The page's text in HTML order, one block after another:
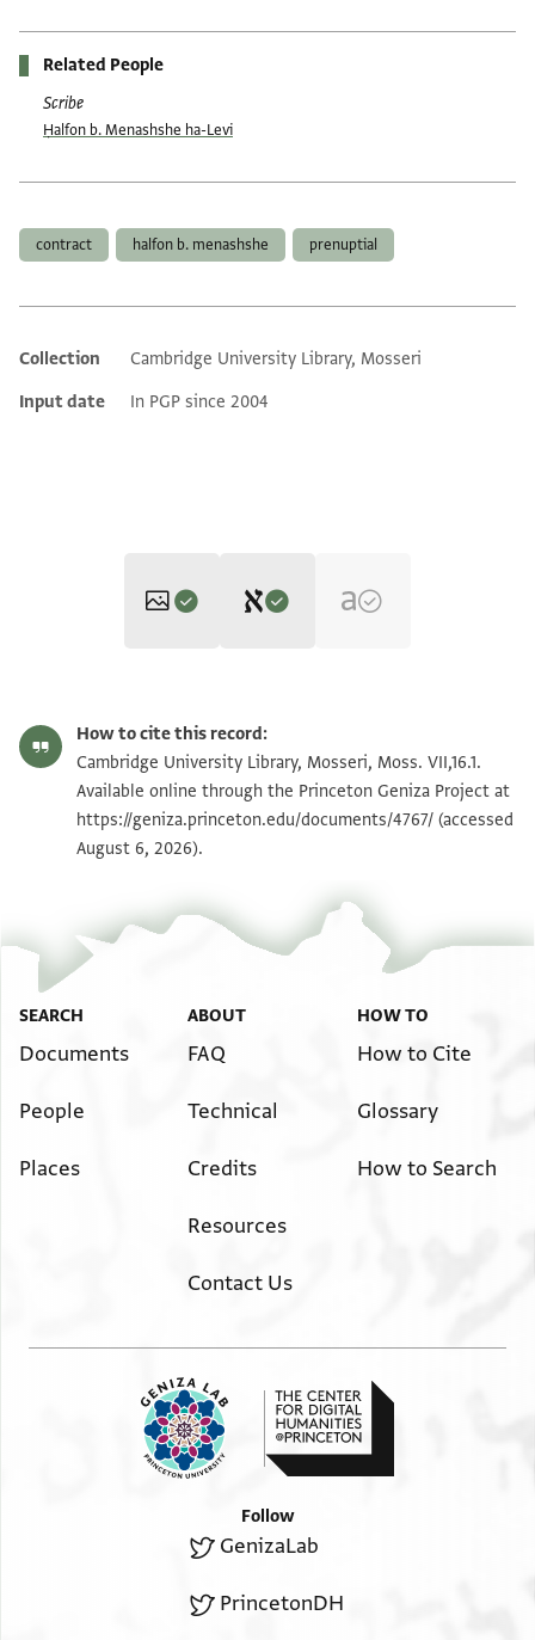
Related People
Scribe
Ḥalfon b. Menashshe ha-Levi
contract halfon b. menashshe prenuptial
Additional metadata
Collection
Cambridge University Library, Mosseri
Input date
In PGP since 2004
Amir Ashur, "Engagement and Betrothal Documents from the
Cairo Geniza‎" (in Hebrew) (PhD diss., n.p., 2006).
הבחור [...]
ודכולהִ[א ...]
מן כואתִהִ אלא באכתיא[רהא ...]
פי מכאן ואחִדִ טול מא [...]
אן יכר̇גהא מן ענדהא לעולִ[...]
וטלב פُרקתהא מן אבנתהא [...]
אנפצאל מנה בסבב דלך כאן [...]
ואנה לא ימנעהא מן שיّ מן ס[איר ... בנות]
פי שרע ישראל ואנהא אן מא תת[צרף ...]
עמלהא יכון להא דונה ולאִ יִטאלבהא [...]
ואִןّ כרי אלחِצّה אלדי והבתהא להא ו[...]
ב̇גמיע מדאואתהא וסאיר מא תח[תא̇ג ...]
עאפיה ולו אקאמת מא אקאמת פי [...]
דנתהא אלופאה כפّנהא ואקאם ב̇גמיעִ [...]
[...] לואלדתהא פי א[...]
Moss. VII,16.1 1v Zoom and Rotate
Image Permissions Statement
How to cite this record:
Cambridge University Library, Mosseri, Moss. VII,16.1.
Available online through the Princeton Geniza Project at
https://geniza.princeton.edu/documents/4767/ (accessed
August 6, 2026).
SEARCH
Documents
People
Places
ABOUT
FAQ
Technical
Credits
Resources
Contact Us
HOW TO
How to Cite
Glossary
How to Search
Follow
GenizaLab
PrincetonDH